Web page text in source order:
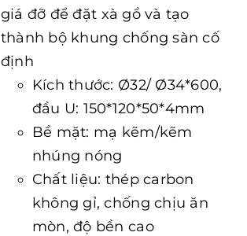
giá đỡ để đặt xà gồ và tạo
thành bộ khung chống sàn cố
định
Kích thước: Ø32/ Ø34*600,
đầu U: 150*120*50*4mm
Bề mặt: mạ kẽm/kẽm
nhúng nóng
Chất liệu: thép carbon
không gỉ, chống chịu ăn
mòn, độ bền cao